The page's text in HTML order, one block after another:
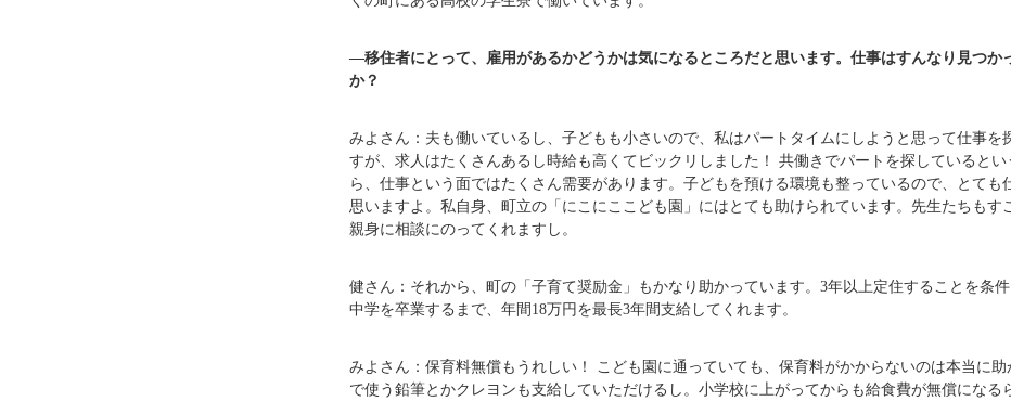
―移住者にとって、雇用があるかどうかは気になるところだと思います。仕事はすんなり見つか
か？
みよさん：夫も働いているし、子どもも小さいので、私はパートタイムにしようと思って仕事を
すが、求人はたくさんあるし時給も高くてビックリしました！ 共働きでパートを探しているとい
ら、仕事という面ではたくさん需要があります。子どもを預ける環境も整っているので、とても
思いますよ。私自身、町立の「にこにここども園」にはとても助けられています。先生たちもす
親身に相談にのってくれますし。
健さん：それから、町の「子育て奨励金」もかなり助かっています。3年以上定住することを条
中学を卒業するまで、年間18万円を最長3年間支給してくれます。
みよさん：保育料無償もうれしい！ こども園に通っていても、保育料がかからないのは本当に助
で使う鉛筆とかクレヨンも支給していただけるし。小学校に上がってからも給食費が無償になる